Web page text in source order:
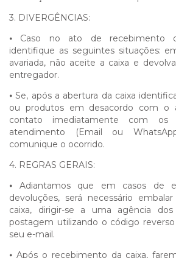
3. DIVERGÊNCIAS:
⦁
Caso no ato de recebimento
identifique as seguintes situações:
avariada, não aceite a caixa e
entregador.
⦁ Se, após a abertura da caixa
ou produtos em desacordo com o
contato imediatamente com os
atendimento (Email ou
comunique o ocorrido.
4. REGRAS GERAIS:
⦁
Adiantamos que em casos de
devoluções, será necessário
caixa, dirigir-se a uma agência
postagem utilizando o código
seu e-mail.
⦁ Após o recebimento da caixa,